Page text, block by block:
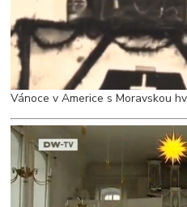
Vánoce v Americe s Moravskou